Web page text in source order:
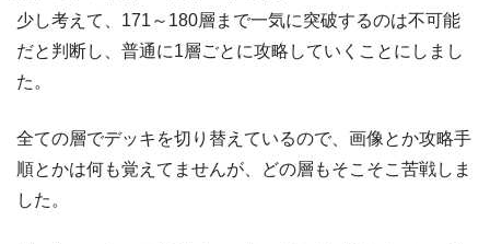
少し考えて、171～180層まで一気に突破するのは不可能
だと判断し、普通に1層ごとに攻略していくことにしまし
た。
全ての層でデッキを切り替えているので、画像とか攻略手
順とかは何も覚えてませんが、どの層もそこそこ苦戦しま
した。